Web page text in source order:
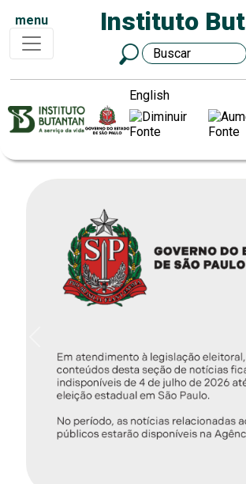
menu Instituto
English